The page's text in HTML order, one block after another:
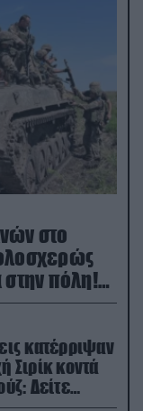
στο
πόλη!
κατέρριψαν
Σιρίκ κοντά
Δείτε